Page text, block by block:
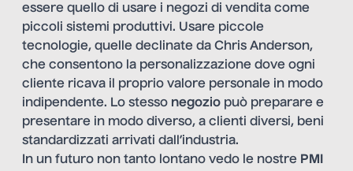
essere quello di usare i negozi di vendita come
piccoli sistemi produttivi. Usare piccole
tecnologie, quelle declinate da Chris Anderson,
che consentono la personalizzazione dove ogni
cliente ricava il proprio valore personale in modo
indipendente. Lo stesso negozio può preparare e
presentare in modo diverso, a clienti diversi, beni
standardizzati arrivati dall’industria.
In un futuro non tanto lontano vedo le nostre PMI